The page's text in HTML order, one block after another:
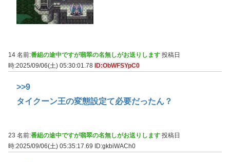
14 名前:番組の途中ですが翡翠の名無しがお送りします 投稿日
時:2025/09/06(土) 05:30:01.78 ID:ObWFSYpC0
>>9
タイクーン王の変態設定て必要だったん？
23 名前:番組の途中ですが翡翠の名無しがお送りします 投稿日
時:2025/09/06(土) 05:35:17.69 ID:gkbiWACh0